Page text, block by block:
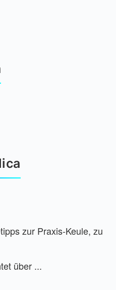
zur Praxis-Keule, zu
über ...